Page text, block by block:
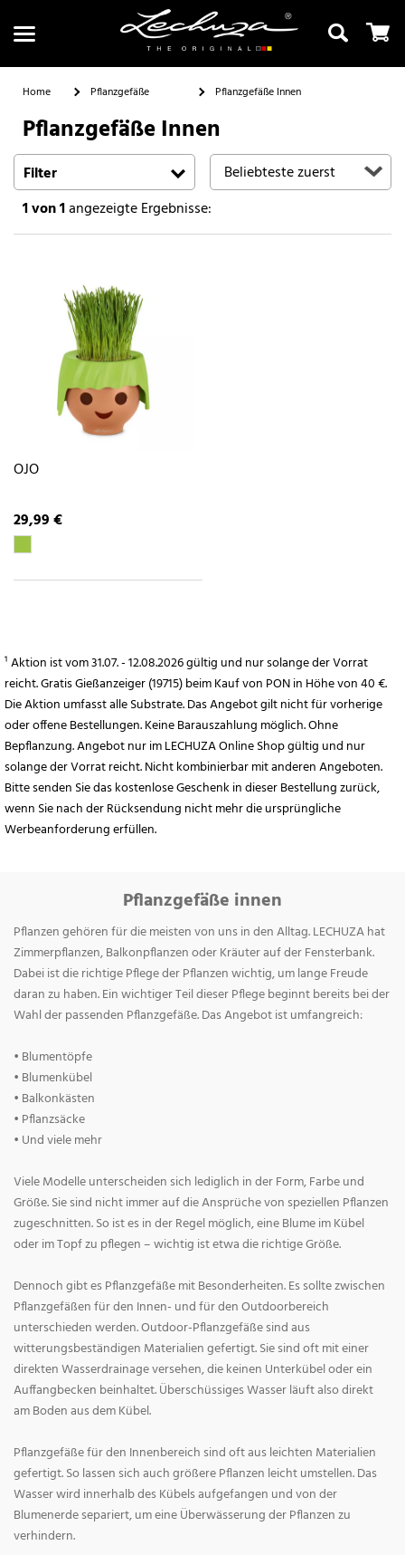
Suchen
Home Pflanzgefäße Pflanzgefäße Innen
Pflanzgefäße Innen
Filter
1von 1angezeigte Ergebnisse:
OJO
29,99 €
¹ Aktion ist vom 31.07. - 12.08.2026 gültig und nur solange der Vorrat
reicht. Gratis Gießanzeiger (19715) beim Kauf von PON in Höhe von 40 €.
Die Aktion umfasst alle Substrate. Das Angebot gilt nicht für vorherige
oder offene Bestellungen. Keine Barauszahlung möglich. Ohne
Bepflanzung. Angebot nur im LECHUZA Online Shop gültig und nur
solange der Vorrat reicht. Nicht kombinierbar mit anderen Angeboten.
Bitte senden Sie das kostenlose Geschenk in dieser Bestellung zurück,
wenn Sie nach der Rücksendung nicht mehr die ursprüngliche
Werbeanforderung erfüllen.
Pflanzgefäße innen
Pflanzen gehören für die meisten von uns in den Alltag. LECHUZA hat
Zimmerpflanzen, Balkonpflanzen oder Kräuter auf der Fensterbank.
Dabei ist die richtige Pflege der Pflanzen wichtig, um lange Freude
daran zu haben. Ein wichtiger Teil dieser Pflege beginnt bereits bei der
Wahl der passenden Pflanzgefäße. Das Angebot ist umfangreich:
• Blumentöpfe
• Blumenkübel
• Balkonkästen
• Pflanzsäcke
• Und viele mehr
Viele Modelle unterscheiden sich lediglich in der Form, Farbe und
Größe. Sie sind nicht immer auf die Ansprüche von speziellen Pflanzen
zugeschnitten. So ist es in der Regel möglich, eine Blume im Kübel
oder im Topf zu pflegen – wichtig ist etwa die richtige Größe.
Dennoch gibt es Pflanzgefäße mit Besonderheiten. Es sollte zwischen
Pflanzgefäßen für den Innen- und für den Outdoorbereich
unterschieden werden. Outdoor-Pflanzgefäße sind aus
witterungsbeständigen Materialien gefertigt. Sie sind oft mit einer
direkten Wasserdrainage versehen, die keinen Unterkübel oder ein
Auffangbecken beinhaltet. Überschüssiges Wasser läuft also direkt
am Boden aus dem Kübel.
Pflanzgefäße für den Innenbereich sind oft aus leichten Materialien
gefertigt. So lassen sich auch größere Pflanzen leicht umstellen. Das
Wasser wird innerhalb des Kübels aufgefangen und von der
Blumenerde separiert, um eine Überwässerung der Pflanzen zu
verhindern.